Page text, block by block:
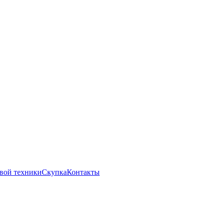
техникиСкупкаКонтакты